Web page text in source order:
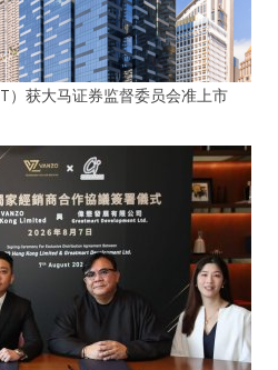
）获大马证券监督委员会准上市